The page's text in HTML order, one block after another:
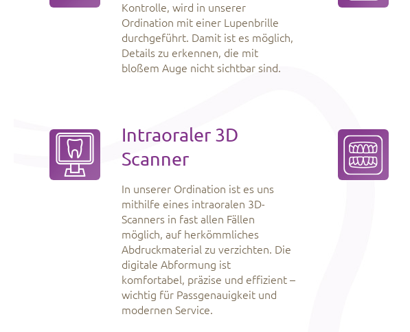
Kontrolle, wird in unserer
Ordination mit einer Lupenbrille
durchgeführt. Damit ist es möglich,
Details zu erkennen, die mit
bloßem Auge nicht sichtbar sind.
Intraoraler 3D
Scanner
In unserer Ordination ist es uns
mithilfe eines intraoralen 3D-
Scanners in fast allen Fällen
möglich, auf herkömmliches
Abdruckmaterial zu verzichten. Die
digitale Abformung ist
komfortabel, präzise und effizient –
wichtig für Passgenauigkeit und
modernen Service.